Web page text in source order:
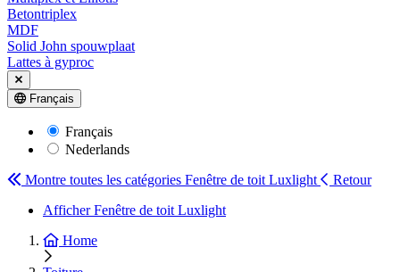
Betontriplex
MDF
Solid John spouwplaat
Lattes à gyproc
Français
Français
Nederlands
Montre toutes les catégories Fenêtre de toit Luxlight
Retour
Afficher Fenêtre de toit Luxlight
Home